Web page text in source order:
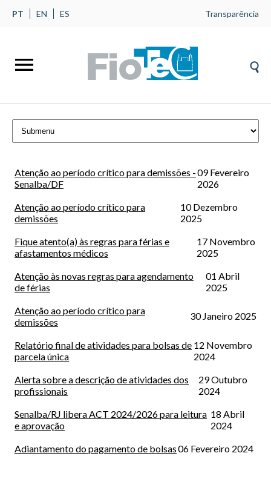
PT EN ES Transparência
Atenção ao período crítico para demissões -
Senalba/DF
09 Fevereiro
2026
Atenção ao período crítico para
demissões
10 Dezembro
2025
Fique atento(a) às regras para férias e
afastamentos médicos
17 Novembro
2025
Atenção às novas regras para agendamento
de férias
01 Abril
2025
Atenção ao período crítico para
demissões
30 Janeiro 2025
Relatório final de atividades para bolsas de
parcela única
12 Novembro
2024
Alerta sobre a descrição de atividades dos
profissionais
29 Outubro
2024
Senalba/RJ libera ACT 2024/2026 para leitura
e aprovação
18 Abril
2024
Adiantamento do pagamento de bolsas06 Fevereiro 2024